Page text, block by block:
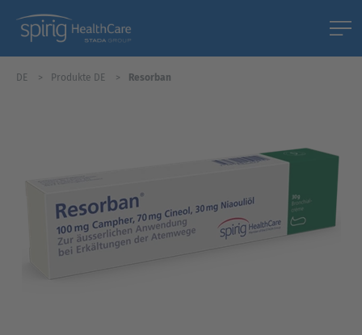
DE Produkte DE Resorban